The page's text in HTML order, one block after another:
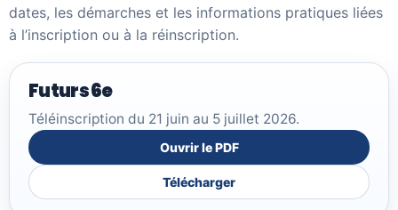
dates, les démarches et les informations pratiques liées
à l’inscription ou à la réinscription.
Futurs 6e
Téléinscription du 21 juin au 5 juillet 2026.
Ouvrir le PDF
Télécharger